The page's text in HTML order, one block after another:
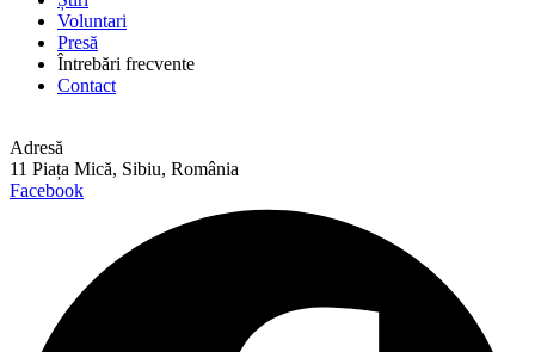
Voluntari
Presă
Întrebări frecvente
Contact
Adresă
11 Piața Mică, Sibiu, România
Facebook